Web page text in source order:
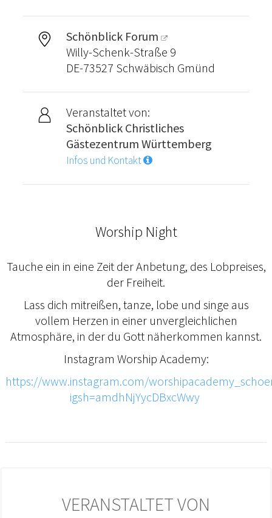
Schönblick Forum
Willy-Schenk-Straße 9
DE-73527 Schwäbisch Gmünd
Veranstaltet von:
Schönblick Christliches
Gästezentrum Württemberg
Infos und Kontakt
Worship Night
Tauche ein in eine Zeit der Anbetung, des Lobpreises,
der Freiheit.
Lass dich mitreißen, tanze, lobe und singe aus
vollem Herzen in einer unvergleichlichen
Atmosphäre, in der du Gott näherkommen kannst.
Instagram Worship Academy:
https://www.instagram.com/
igsh=amdhNjYycDBxcWwy
VERANSTALTET VON